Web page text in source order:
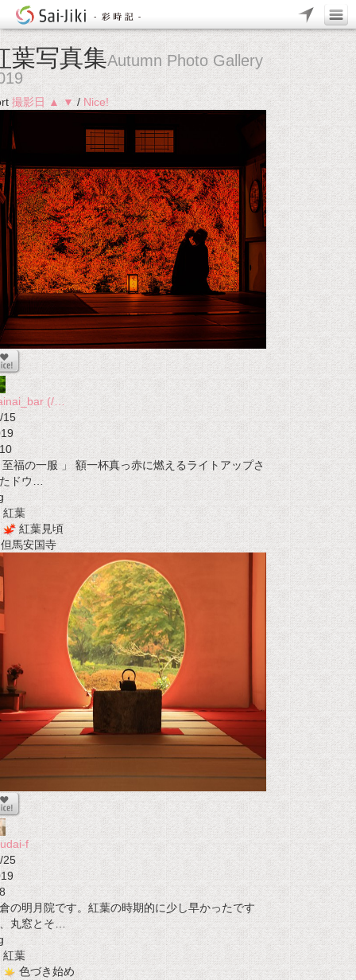
葉写真集Autumn Photo Gallery
撮影日 ▲ ▼ / Nice!
(/…
15
10
至福の一服 」 額一杯真っ赤に燃えるライトアップさ
ドウ…
紅葉
紅葉見頃
馬安国寺
f
25
8
の明月院です。紅葉の時期的に少し早かったです
丸窓とそ…
紅葉
色づき始め